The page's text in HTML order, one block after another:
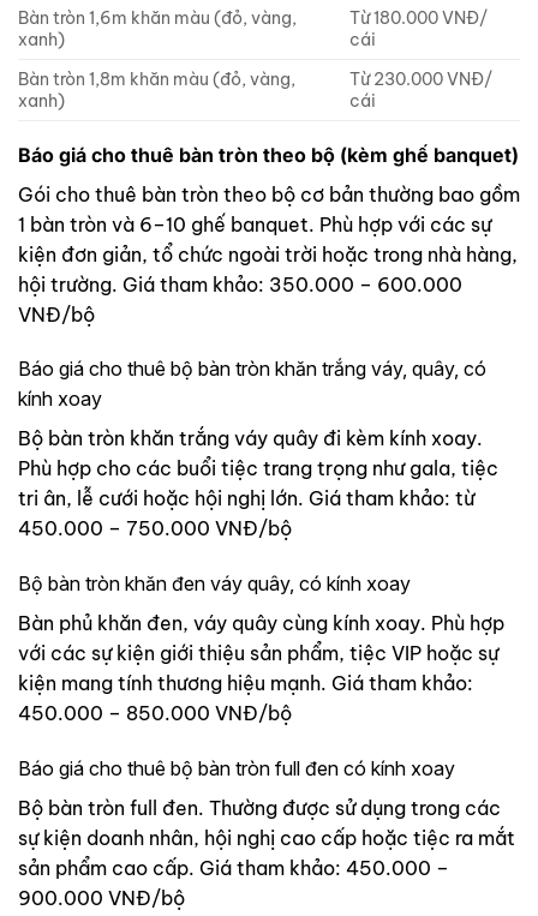
Bàn tròn 1,6m khăn màu (đỏ, vàng,
xanh)
Từ 180.000 VNĐ/
cái
Bàn tròn 1,8m khăn màu (đỏ, vàng,
xanh)
Từ 230.000 VNĐ/
cái
Báo giá cho thuê bàn tròn theo bộ (kèm ghế banquet)
Gói cho thuê bàn tròn theo bộ cơ bản thường bao gồm
1 bàn tròn và 6–10 ghế banquet. Phù hợp với các sự
kiện đơn giản, tổ chức ngoài trời hoặc trong nhà hàng,
hội trường. Giá tham khảo: 350.000 – 600.000
VNĐ/bộ
Báo giá cho thuê bộ bàn tròn khăn trắng váy, quây, có
kính xoay
Bộ bàn tròn khăn trắng váy quây đi kèm kính xoay.
Phù hợp cho các buổi tiệc trang trọng như gala, tiệc
tri ân, lễ cưới hoặc hội nghị lớn. Giá tham khảo: từ
450.000 – 750.000 VNĐ/bộ
Bộ bàn tròn khăn đen váy quây, có kính xoay
Bàn phủ khăn đen, váy quây cùng kính xoay. Phù hợp
với các sự kiện giới thiệu sản phẩm, tiệc VIP hoặc sự
kiện mang tính thương hiệu mạnh. Giá tham khảo:
450.000 – 850.000 VNĐ/bộ
Báo giá cho thuê bộ bàn tròn full đen có kính xoay
Bộ bàn tròn full đen. Thường được sử dụng trong các
sự kiện doanh nhân, hội nghị cao cấp hoặc tiệc ra mắt
sản phẩm cao cấp. Giá tham khảo: 450.000 –
900.000 VNĐ/bộ